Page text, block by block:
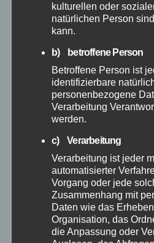
Polizei
Rhein-Lahn
Veranstaltungen
Westerwald
kulturellen oder
natürlichen Person
kann.
b) betroffene Person
Betroffene Person ist
identifizierbare
personenbezogene
Verarbeitung
werden.
c) Verarbeitung
Verarbeitung ist jeder
automatisierter
Vorgang oder jede
Zusammenhang mit
Daten wie das
Organisation, das
die Anpassung oder